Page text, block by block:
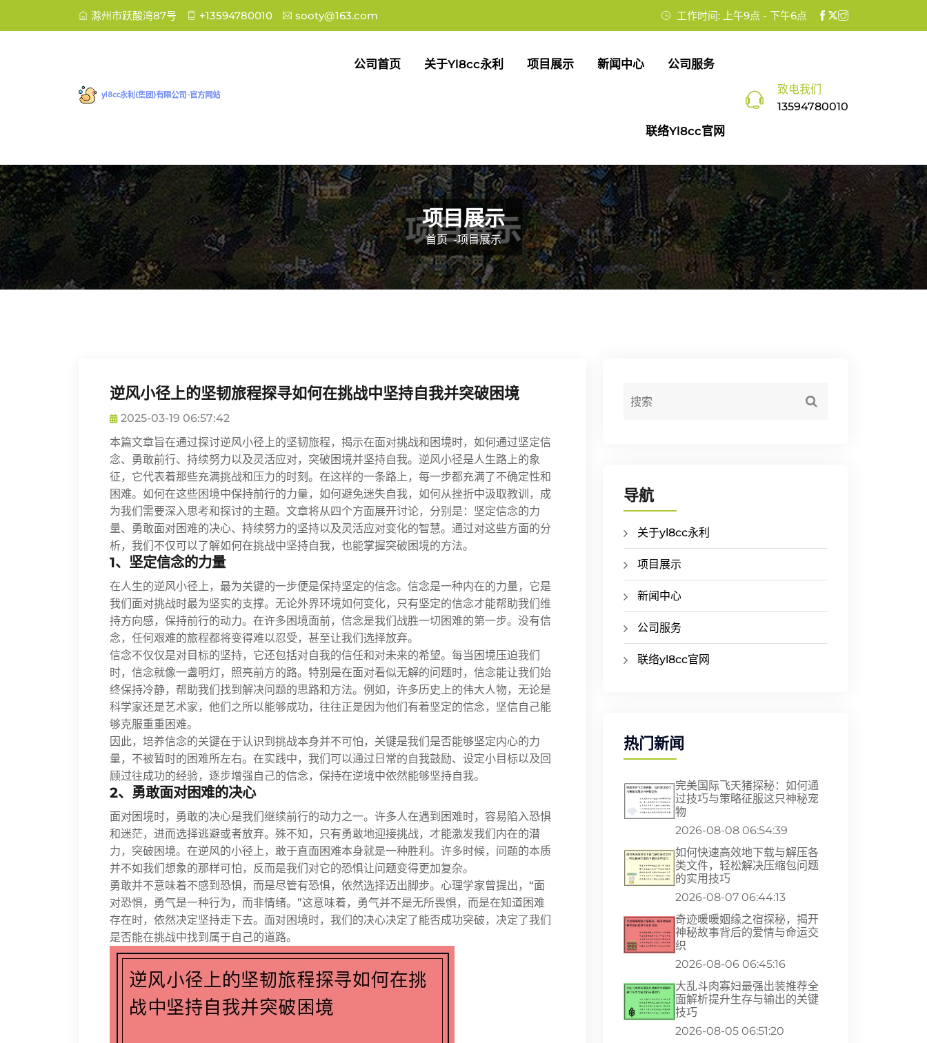
滁州市跃酸湾87号 +13594780010 sooty@163.com 工作时间: 上午9点 - 下午6点
公司首页 关于yl8cc永利 项目展示 新闻中心 公司服务
联络yl8cc官网
致电我们
13594780010
项目展示
首页 -项目展示
逆风小径上的坚韧旅程探寻如何在挑战中坚持自我并突破困境
2025-03-19 06:57:42
本篇文章旨在通过探讨逆风小径上的坚韧旅程，揭示在面对挑战和困境时，如何通过坚定信
念、勇敢前行、持续努力以及灵活应对，突破困境并坚持自我。逆风小径是人生路上的象
征，它代表着那些充满挑战和压力的时刻。在这样的一条路上，每一步都充满了不确定性和
困难。如何在这些困境中保持前行的力量，如何避免迷失自我，如何从挫折中汲取教训，成
为我们需要深入思考和探讨的主题。文章将从四个方面展开讨论，分别是：坚定信念的力
量、勇敢面对困难的决心、持续努力的坚持以及灵活应对变化的智慧。通过对这些方面的分
析，我们不仅可以了解如何在挑战中坚持自我，也能掌握突破困境的方法。
1、坚定信念的力量
在人生的逆风小径上，最为关键的一步便是保持坚定的信念。信念是一种内在的力量，它是
我们面对挑战时最为坚实的支撑。无论外界环境如何变化，只有坚定的信念才能帮助我们维
持方向感，保持前行的动力。在许多困境面前，信念是我们战胜一切困难的第一步。没有信
念，任何艰难的旅程都将变得难以忍受，甚至让我们选择放弃。
信念不仅仅是对目标的坚持，它还包括对自我的信任和对未来的希望。每当困境压迫我们
时，信念就像一盏明灯，照亮前方的路。特别是在面对看似无解的问题时，信念能让我们始
终保持冷静，帮助我们找到解决问题的思路和方法。例如，许多历史上的伟大人物，无论是
科学家还是艺术家，他们之所以能够成功，往往正是因为他们有着坚定的信念，坚信自己能
够克服重重困难。
因此，培养信念的关键在于认识到挑战本身并不可怕，关键是我们是否能够坚定内心的力
量，不被暂时的困难所左右。在实践中，我们可以通过日常的自我鼓励、设定小目标以及回
顾过往成功的经验，逐步增强自己的信念，保持在逆境中依然能够坚持自我。
2、勇敢面对困难的决心
面对困境时，勇敢的决心是我们继续前行的动力之一。许多人在遇到困难时，容易陷入恐惧
和迷茫，进而选择逃避或者放弃。殊不知，只有勇敢地迎接挑战，才能激发我们内在的潜
力，突破困境。在逆风的小径上，敢于直面困难本身就是一种胜利。许多时候，问题的本质
并不如我们想象的那样可怕，反而是我们对它的恐惧让问题变得更加复杂。
勇敢并不意味着不感到恐惧，而是尽管有恐惧，依然选择迈出脚步。心理学家曾提出，“面
对恐惧，勇气是一种行为，而非情绪。”这意味着，勇气并不是无所畏惧，而是在知道困难
存在时，依然决定坚持走下去。面对困境时，我们的决心决定了能否成功突破，决定了我们
是否能在挑战中找到属于自己的道路。
导航
关于yl8cc永利
项目展示
新闻中心
公司服务
联络yl8cc官网
热门新闻
完美国际飞天猪探秘：如何通
过技巧与策略征服这只神秘宠
物
2026-08-08 06:54:39
如何快速高效地下载与解压各
类文件，轻松解决压缩包问题
的实用技巧
2026-08-07 06:44:13
奇迹暖暖姻缘之宿探秘，揭开
神秘故事背后的爱情与命运交
织
2026-08-06 06:45:16
大乱斗肉寡妇最强出装推荐全
面解析提升生存与输出的关键
技巧
2026-08-05 06:51:20